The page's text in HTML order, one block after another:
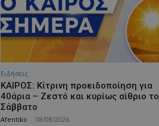
Ειδήσεις
ΚΑΙΡΟΣ: Κίτρινη προειδοποίηση για
40άρια – Ζεστό και κυρίως αίθριο το
Σάββατο
Afentiko 08/08/2026